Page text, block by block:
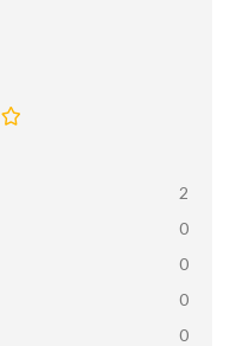
2
0
0
0
0